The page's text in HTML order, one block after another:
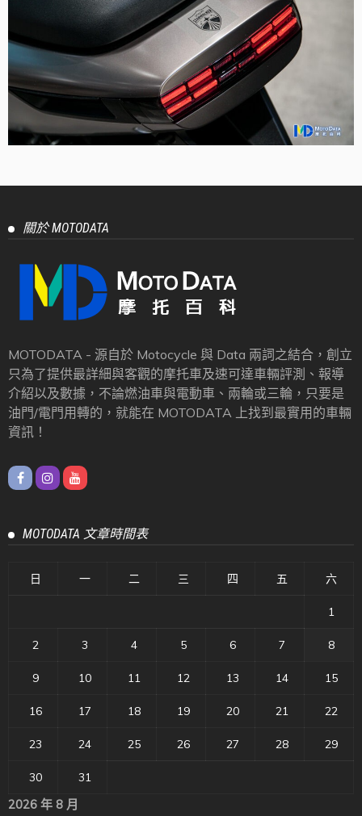
關於 MOTODATA
MOTODATA - 源自於 Motocycle 與 Data 兩詞之結合，創立
只為了提供最詳細與客觀的摩托車及速可達車輛評測、報導
介紹以及數據，不論燃油車與電動車、兩輪或三輪，只要是
油門/電門用轉的，就能在 MOTODATA 上找到最實用的車輛
資訊！
MOTODATA 文章時間表
2026 年 8 月
日 一 二 三 四 五 六
1
2 3 4 5 6 7 8
9 10 11 12 13 14 15
16 17 18 19 20 21 22
23 24 25 26 27 28 29
30 31